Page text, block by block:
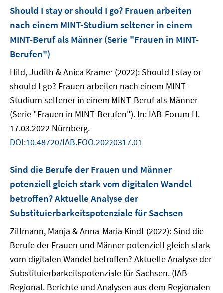
Should I stay or should I go? Frauen arbeiten
nach einem MINT-Studium seltener in einem
MINT-Beruf als Männer (Serie "Frauen in MINT-
Berufen")
Hild, Judith & Anica Kramer (2022): Should I stay or
should I go? Frauen arbeiten nach einem MINT-
Studium seltener in einem MINT-Beruf als Männer
(Serie "Frauen in MINT-Berufen"). In: IAB-Forum H.
17.03.2022 Nürnberg.
DOI:10.48720/IAB.FOO.20220317.01
Sind die Berufe der Frauen und Männer
potenziell gleich stark vom digitalen Wandel
betroffen? Aktuelle Analyse der
Substituierbarkeitspotenziale für Sachsen
Zillmann, Manja & Anna-Maria Kindt (2022): Sind die
Berufe der Frauen und Männer potenziell gleich stark
vom digitalen Wandel betroffen? Aktuelle Analyse der
Substituierbarkeitspotenziale für Sachsen. (IAB-
Regional. Berichte und Analysen aus dem Regionalen